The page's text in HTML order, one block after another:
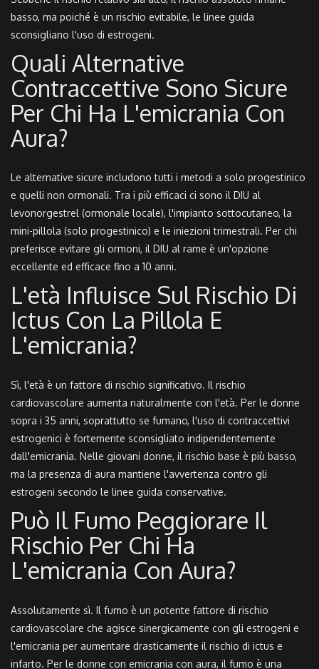
basso, ma poiché è un rischio evitabile, le linee guida
sconsigliano l'uso di estrogeni.
Quali Alternative
Contraccettive Sono Sicure
Per Chi Ha L'emicrania Con
Aura?
Le alternative sicure includono tutti i metodi a solo progestinico
e quelli non ormonali. Tra i più efficaci ci sono il DIU al
levonorgestrel (ormonale locale), l'impianto sottocutaneo, la
mini-pillola (solo progestinico) e le iniezioni trimestrali. Per chi
preferisce evitare gli ormoni, il DIU al rame è un'opzione
eccellente ed efficace fino a 10 anni.
L'età Influisce Sul Rischio Di
Ictus Con La Pillola E
L'emicrania?
Sì, l'età è un fattore di rischio significativo. Il rischio
cardiovascolare aumenta naturalmente con l'età. Per le donne
sopra i 35 anni, soprattutto se fumano, l'uso di contraccettivi
estrogenici è fortemente sconsigliato indipendentemente
dall'emicrania. Nelle giovani donne, il rischio base è più basso,
ma la presenza di aura mantiene l'avvertenza contro gli
estrogeni secondo le linee guida conservative.
Può Il Fumo Peggiorare Il
Rischio Per Chi Ha
L'emicrania Con Aura?
Assolutamente sì. Il fumo è un potente fattore di rischio
cardiovascolare che agisce sinergicamente con gli estrogeni e
l'emicrania per aumentare drasticamente il rischio di ictus e
infarto. Per le donne con emicrania con aura, il fumo è una